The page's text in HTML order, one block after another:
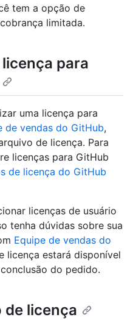
tem a opção de
limitada.
para
uma licença para
de vendas do GitHub,
de licença. Para
licenças para GitHub
de licença do GitHub
licenças de usuário
tenha dúvidas sobre sua
Equipe de vendas do
licença estará disponível
do pedido.
de licença